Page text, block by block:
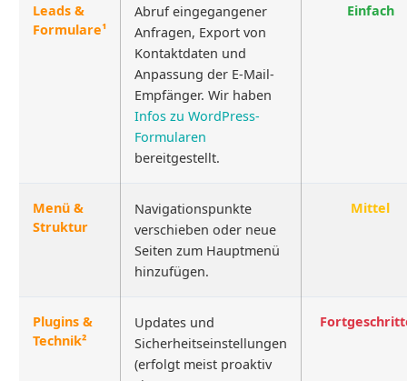
Leads &
Formulare¹
Abruf eingegangener
Anfragen, Export von
Kontaktdaten und
Anpassung der E-Mail-
Empfänger. Wir haben
Infos zu WordPress-
Formularen
bereitgestellt.
Einfach
Menü &
Struktur
Navigationspunkte
verschieben oder neue
Seiten zum Hauptmenü
hinzufügen.
Mittel
Plugins &
Technik²
Updates und
Sicherheitseinstellungen
(erfolgt meist proaktiv